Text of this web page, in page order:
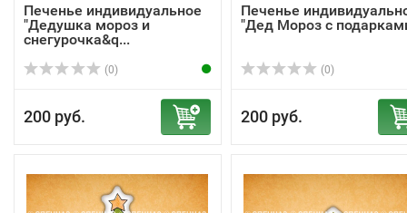
Печенье индивидуальное
"Дедушка мороз и
снегурочка&q...
(0)
200 руб.
Печенье
"Дед Мороз с
(0)
200 руб.